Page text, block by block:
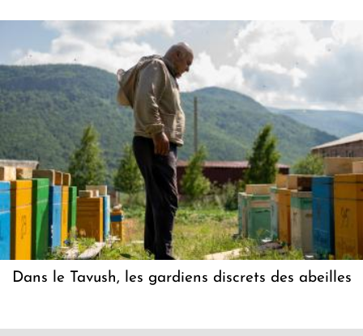
Dans le Tavush, les gardiens discrets des abeilles